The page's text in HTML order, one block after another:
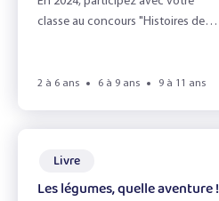
classe au concours "Histoires de
2 à 6 ans 6 à 9 ans 9 à 11 ans
Livre
Les légumes, quelle aventure !